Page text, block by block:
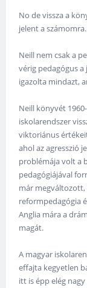
No de vissza a
jelent a számomra.
Neill nem csak a
vérig pedagógus
igazolta mindazt,
Neill könyvét
iskolarendszer
viktoriánus
ahol az agresszió
problémája volt a
pedagógiájával
már megváltozott,
reformpedagógia
Anglia mára a
magát.
A magyar
effajta kegyetlen
itt is épp elég